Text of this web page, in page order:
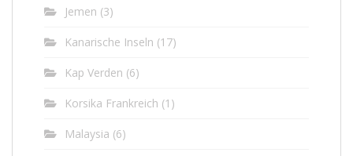
Jemen (3)
Kanarische Inseln (17)
Kap Verden (6)
Korsika Frankreich (1)
Malaysia (6)